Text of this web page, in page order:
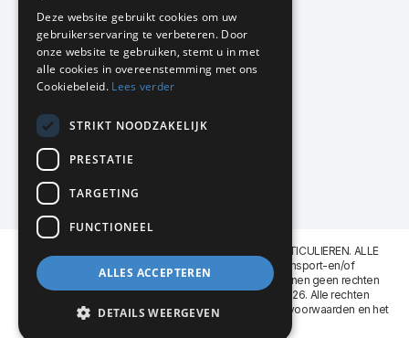
KMP Kantoormeubilair
Airport Business Park
Frankfurtstraat 29-31
1175 RH Lijnden
020-617 01 26
info@kmpkantoormeubilair.nl
Facebook
Instagram
KMP Kantoormeubilair levert aan BEDRIJVEN en PARTICULIEREN. ALLE
GENOEMDE PRIJZEN ZIJN EXCL. 21% B.T.W. Transport-en/of
Montagekosten op aanvraag. Aan deze website kunnen geen rechten
worden ontleend. KMP Kantoormeubilair VOF © 2026. Alle rechten
voorbehouden. Lees voor gebruik graag de
leveringsvoorwaarden en het
Deze website gebruikt cookies om uw
gebruikerservaring te verbeteren. Door
onze website te gebruiken, stemt u in met
alle cookies in overeenstemming met ons
Cookiebeleid. Lees verder
STRIKT NOODZAKELIJK
PRESTATIE
TARGETING
FUNCTIONEEL
ALLES ACCEPTEREN
DETAILS WEERGEVEN